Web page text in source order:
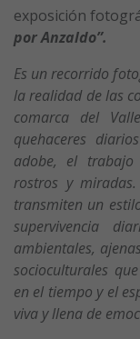
exposición
por Anzaldo”.
Es un recorrido
la realidad de las
comarca del
quehaceres
adobe, el
rostros y
transmiten un
supervivencia
ambientales,
socioculturales
en el tiempo y el
viva y llena de